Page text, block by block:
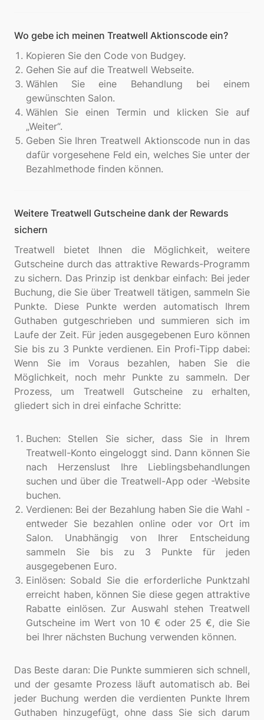
Wo gebe ich meinen Treatwell Aktionscode ein?
Kopieren Sie den Code von Budgey.
Gehen Sie auf die Treatwell Webseite.
Wählen Sie eine Behandlung bei einem
gewünschten Salon.
Wählen Sie einen Termin und klicken Sie auf
„Weiter“.
Geben Sie Ihren Treatwell Aktionscode nun in das
dafür vorgesehene Feld ein, welches Sie unter der
Bezahlmethode finden können.
Weitere Treatwell Gutscheine dank der Rewards
sichern
Treatwell bietet Ihnen die Möglichkeit, weitere
Gutscheine durch das attraktive Rewards-Programm
zu sichern. Das Prinzip ist denkbar einfach: Bei jeder
Buchung, die Sie über Treatwell tätigen, sammeln Sie
Punkte. Diese Punkte werden automatisch Ihrem
Guthaben gutgeschrieben und summieren sich im
Laufe der Zeit. Für jeden ausgegebenen Euro können
Sie bis zu 3 Punkte verdienen. Ein Profi-Tipp dabei:
Wenn Sie im Voraus bezahlen, haben Sie die
Möglichkeit, noch mehr Punkte zu sammeln. Der
Prozess, um Treatwell Gutscheine zu erhalten,
gliedert sich in drei einfache Schritte:
Buchen: Stellen Sie sicher, dass Sie in Ihrem
Treatwell-Konto eingeloggt sind. Dann können Sie
nach Herzenslust Ihre Lieblingsbehandlungen
suchen und über die Treatwell-App oder -Website
buchen.
Verdienen: Bei der Bezahlung haben Sie die Wahl -
entweder Sie bezahlen online oder vor Ort im
Salon. Unabhängig von Ihrer Entscheidung
sammeln Sie bis zu 3 Punkte für jeden
ausgegebenen Euro.
Einlösen: Sobald Sie die erforderliche Punktzahl
erreicht haben, können Sie diese gegen attraktive
Rabatte einlösen. Zur Auswahl stehen Treatwell
Gutscheine im Wert von 10 € oder 25 €, die Sie
bei Ihrer nächsten Buchung verwenden können.
Das Beste daran: Die Punkte summieren sich schnell,
und der gesamte Prozess läuft automatisch ab. Bei
jeder Buchung werden die verdienten Punkte Ihrem
Guthaben hinzugefügt, ohne dass Sie sich darum